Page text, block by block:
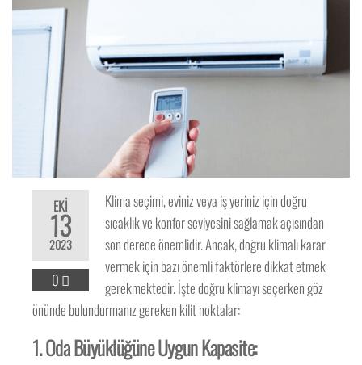
EKI
13
2023
0
Klima seçimi, eviniz veya iş yeriniz için doğru
sıcaklık ve konfor seviyesini sağlamak açısından
son derece önemlidir. Ancak, doğru klimalı karar
vermek için bazı önemli faktörlere dikkat etmek
gerekmektedir. İşte doğru klimayı seçerken göz
önünde bulundurmanız gereken kilit noktalar:
1.Oda Büyüklüğüne Uygun Kapasite: